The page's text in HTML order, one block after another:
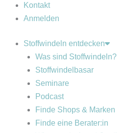
Kontakt
Anmelden
Stoffwindeln entdecken
Was sind Stoffwindeln?
Stoffwindelbasar
Seminare
Podcast
Finde Shops & Marken
Finde eine Berater:in